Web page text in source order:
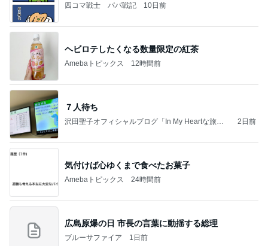
四コマ戦士 パパ戦記 10日前
ヘビロテしたくなる数量限定の紅茶
Amebaトピックス 12時間前
７人待ち
沢田聖子オフィシャルブログ「In My Heartな旅日
2日前
気付けば心ゆくまで食べたお菓子
Amebaトピックス 24時間前
広島原爆の日 市長の言葉に動揺する総理
ブルーサファイア 1日前